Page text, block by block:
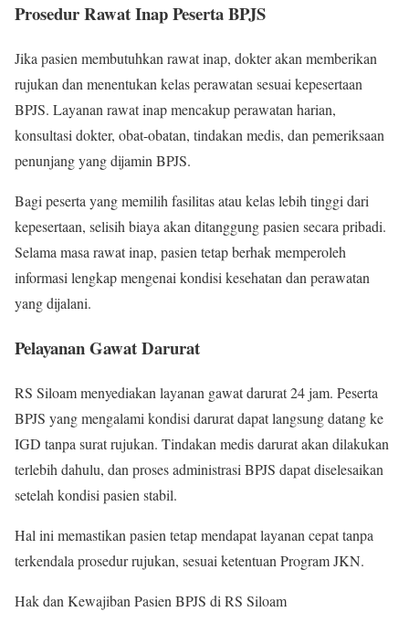
Prosedur Rawat Inap Peserta BPJS
Jika pasien membutuhkan rawat inap, dokter akan memberikan
rujukan dan menentukan kelas perawatan sesuai kepesertaan
BPJS. Layanan rawat inap mencakup perawatan harian,
konsultasi dokter, obat-obatan, tindakan medis, dan pemeriksaan
penunjang yang dijamin BPJS.
Bagi peserta yang memilih fasilitas atau kelas lebih tinggi dari
kepesertaan, selisih biaya akan ditanggung pasien secara pribadi.
Selama masa rawat inap, pasien tetap berhak memperoleh
informasi lengkap mengenai kondisi kesehatan dan perawatan
yang dijalani.
Pelayanan Gawat Darurat
RS Siloam menyediakan layanan gawat darurat 24 jam. Peserta
BPJS yang mengalami kondisi darurat dapat langsung datang ke
IGD tanpa surat rujukan. Tindakan medis darurat akan dilakukan
terlebih dahulu, dan proses administrasi BPJS dapat diselesaikan
setelah kondisi pasien stabil.
Hal ini memastikan pasien tetap mendapat layanan cepat tanpa
terkendala prosedur rujukan, sesuai ketentuan Program JKN.
Hak dan Kewajiban Pasien BPJS di RS Siloam